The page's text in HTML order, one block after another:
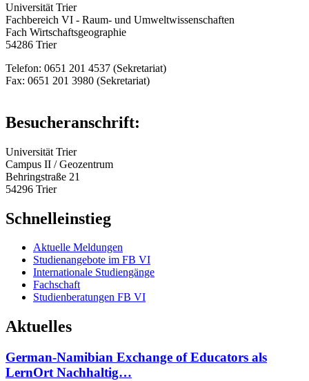
Universität Trier
Fachbereich VI - Raum- und Umweltwissenschaften
Fach Wirtschaftsgeographie
54286 Trier
Telefon: 0651 201 4537 (Sekretariat)
Fax: 0651 201 3980 (Sekretariat)
Besucheranschrift:
Universität Trier
Campus II / Geozentrum
Behringstraße 21
54296 Trier
Schnelleinstieg
Aktuelle Meldungen
Studienangebote im FB VI
Internationale Studiengänge
Fachschaft
Studienberatungen FB VI
Aktuelles
German-Namibian Exchange of Educators als
LernOrt Nachhaltig…